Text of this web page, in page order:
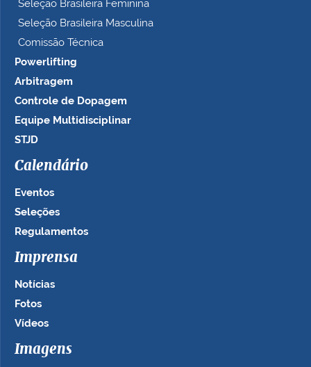
Seleção Brasileira Feminina
Seleção Brasileira Masculina
Comissão Técnica
Powerlifting
Arbitragem
Controle de Dopagem
Equipe Multidisciplinar
STJD
Calendário
Eventos
Seleções
Regulamentos
Imprensa
Notícias
Fotos
Vídeos
Imagens